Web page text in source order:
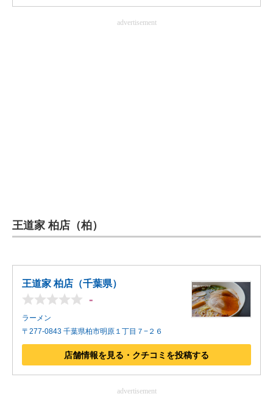
advertisement
王道家 柏店 （柏）
王道家 柏店（千葉県）
-
ラーメン
〒277-0843 千葉県柏市明原１丁目７−２６
店舗情報を見る・クチコミを投稿する
advertisement